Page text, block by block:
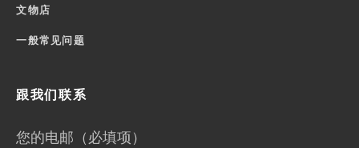
文物店
一般常见问题
跟我们联系
您的电邮（必填项）